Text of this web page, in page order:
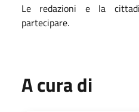
Le redazioni e la
partecipare.
A cura di